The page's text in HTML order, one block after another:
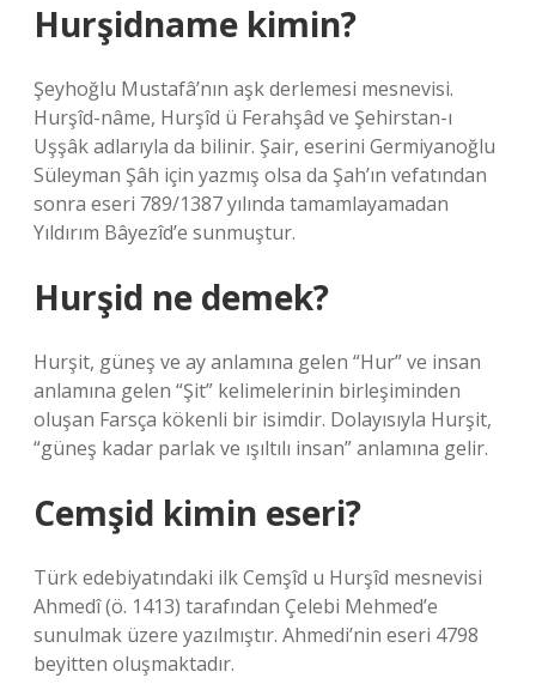
Hurşidname kimin?
Şeyhoğlu Mustafâ’nın aşk derlemesi mesnevisi.
Hurşîd-nâme, Hurşîd ü Ferahşâd ve Şehirstan-ı
Uşşâk adlarıyla da bilinir. Şair, eserini Germiyanoğlu
Süleyman Şâh için yazmış olsa da Şah’ın vefatından
sonra eseri 789/1387 yılında tamamlayamadan
Yıldırım Bâyezîd’e sunmuştur.
Hurşid ne demek?
Hurşit, güneş ve ay anlamına gelen “Hur” ve insan
anlamına gelen “Şit” kelimelerinin birleşiminden
oluşan Farsça kökenli bir isimdir. Dolayısıyla Hurşit,
“güneş kadar parlak ve ışıltılı insan” anlamına gelir.
Cemşid kimin eseri?
Türk edebiyatındaki ilk Cemşîd u Hurşîd mesnevisi
Ahmedî (ö. 1413) tarafından Çelebi Mehmed’e
sunulmak üzere yazılmıştır. Ahmedi’nin eseri 4798
beyitten oluşmaktadır.